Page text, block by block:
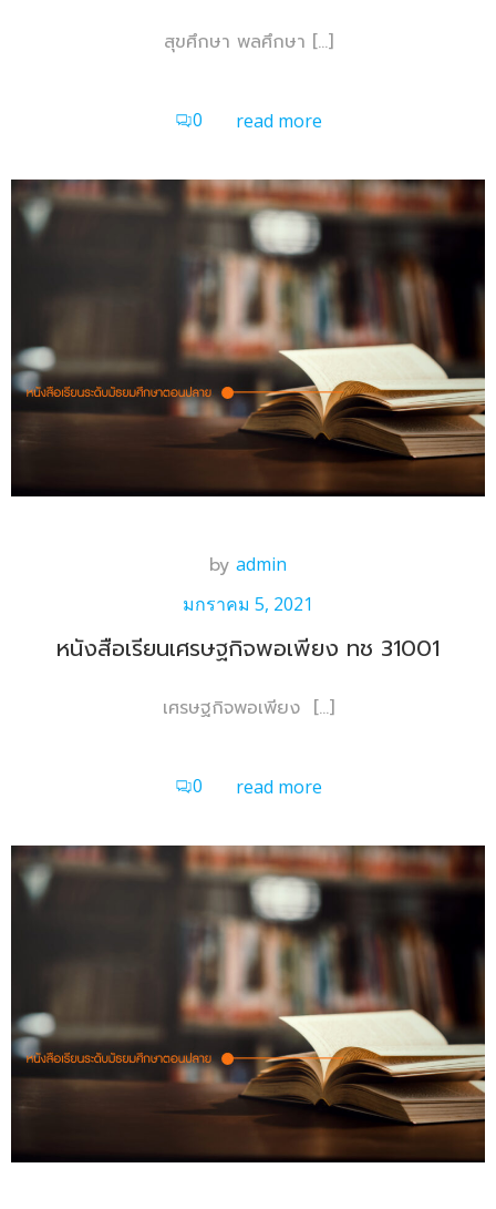
สุขศึกษา พลศึกษา […]
0 read more
by admin
มกราคม 5, 2021
หนังสือเรียนเศรษฐกิจพอเพียง ทช 31001
เศรษฐกิจพอเพียง […]
0 read more